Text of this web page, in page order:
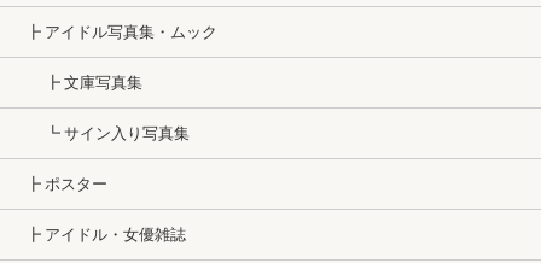
┣ アイドル写真集・ムック
┣ 文庫写真集
┗ サイン入り写真集
┣ ポスター
┣ アイドル・女優雑誌